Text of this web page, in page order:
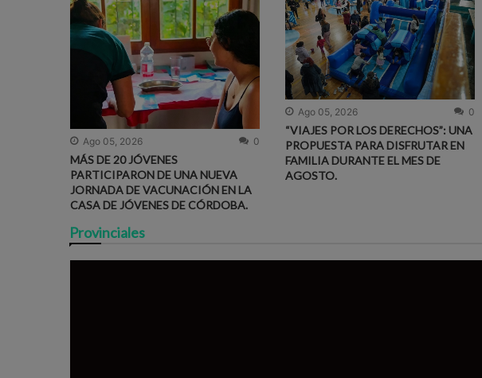
Ago 05, 2026 0
MÁS DE 20 JÓVENES
PARTICIPARON DE UNA NUEVA
JORNADA DE VACUNACIÓN EN LA
CASA DE JÓVENES DE CÓRDOBA.
Ago 05, 2026 0
“VIAJES POR LOS DERECHOS”: UNA
PROPUESTA PARA DISFRUTAR EN
FAMILIA DURANTE EL MES DE
AGOSTO.
Provinciales